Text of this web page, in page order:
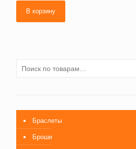
В корзину
Браслеты
Броши